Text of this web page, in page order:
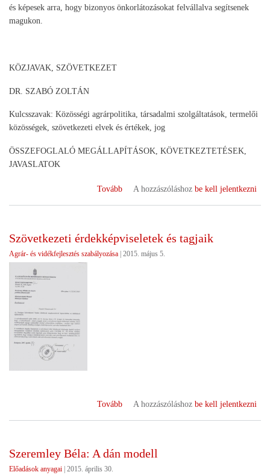
és képesek arra, hogy bizonyos önkorlátozásokat felvállalva segítsenek
magukon.
KÖZJAVAK, SZÖVETKEZET
DR. SZABÓ ZOLTÁN
Kulcsszavak: Közösségi agrárpolitika, társadalmi szolgáltatások, termelői
közösségek, szövetkezeti elvek és értékek, jog
ÖSSZEFOGLALÓ MEGÁLLAPÍTÁSOK, KÖVETKEZTETÉSEK,
JAVASLATOK
Tovább
(Dr.
szövetkezet)
A hozzászóláshoz be kell jelentkezni
Szövetkezeti érdekképviseletek és tagjaik
Agrár- és vidékfejlesztés szabályozása 2015. május 5.
Tovább
(Szövetkezeti
A hozzászóláshoz be kell jelentkezni
Szeremley Béla: A dán modell
Előadások anyagai 2015. április 30.